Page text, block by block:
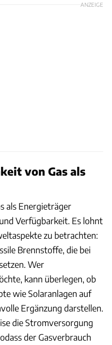
ANZEIGE
von Gas als
als Energieträger
Verfügbarkeit. Es lohnt
zu betrachten:
Brennstoffe, die bei
Wer
kann überlegen, ob
wie Solaranlagen auf
Ergänzung darstellen.
die Stromversorgung
der Gasverbrauch